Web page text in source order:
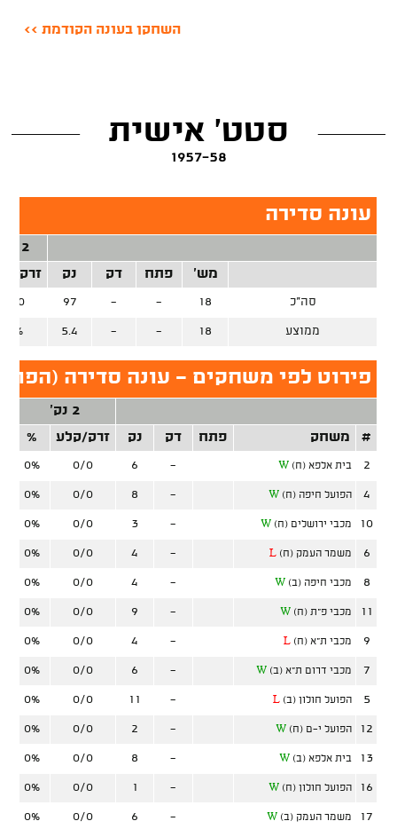
השחקן בעונה הקודמת >>
סטט' אישית
1957-58
עונה סדירה
2 נק'
מש'
פתח דק נק זרק/
סה"כ 18
-
-
97
0/0
ממוצע 18
-
-
5.4
0%
פירוט לפי משחקים - עונה סדירה
2 נק'
#
משחק פתח דק נק זרק/קלע %
2 בית אלפא (ח) W
-
6
0/0
0%
4 הפועל חיפה (ח) W
-
8
0/0
0%
10 מכבי ירושלים (ח) W
-
3
0/0
0%
6 משמר העמק (ח) L
-
4
0/0
0%
8 מכבי חיפה (ב) W
-
4
0/0
0%
11 מכבי פ"ת (ח) W
-
9
0/0
0%
9 מכבי ת"א (ח) L
-
4
0/0
0%
7 מכבי דרום ת"א (ב) W
-
6
0/0
0%
5 הפועל חולון (ב) L
-
11
0/0
0%
12 הפועל י-ם (ח) W
-
2
0/0
0%
13 בית אלפא (ב) W
-
8
0/0
0%
16 הפועל חולון (ח) W
-
1
0/0
0%
17 משמר העמק (ב) W
-
6
0/0
0%